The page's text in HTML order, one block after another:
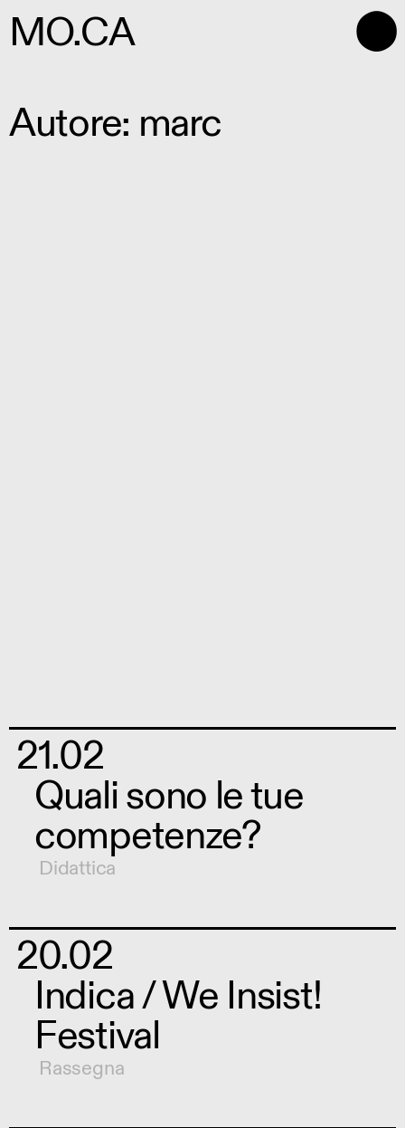
MO.CA
⬤
Autore: marc
21.02
Quali sono le tue
competenze?
Didattica
20.02
Indica / We Insist!
Festival
Rassegna